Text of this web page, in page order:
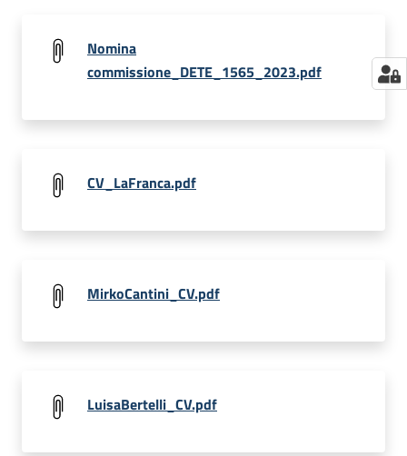
Nomina
commissione_DETE_1565_2023.pdf
CV_LaFranca.pdf
MirkoCantini_CV.pdf
LuisaBertelli_CV.pdf